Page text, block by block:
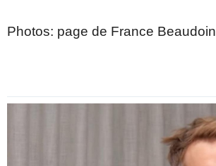
Photos: page de France Beaudoin